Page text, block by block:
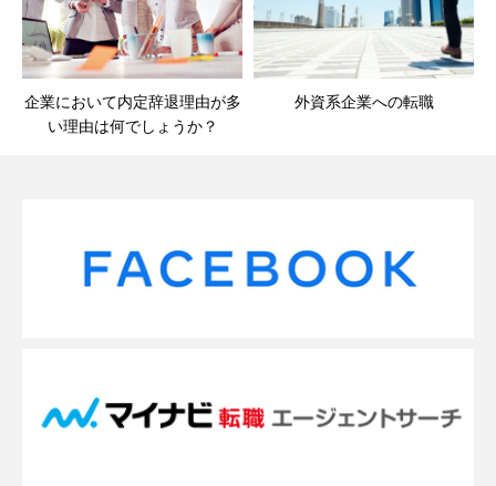
企業において内定辞退理由が多
い理由は何でしょうか？
外資系企業への転職